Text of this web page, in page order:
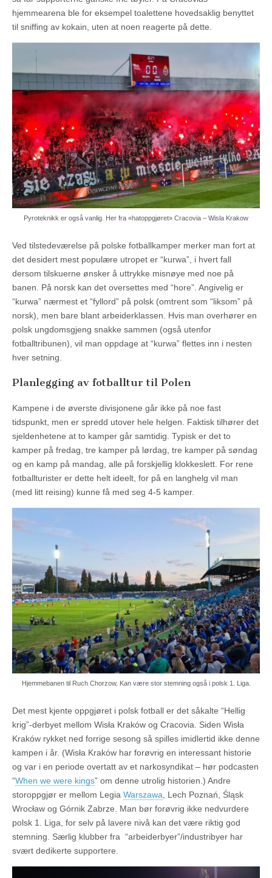
hjemmearena ble for eksempel toalettene hovedsaklig benyttet
til sniffing av kokain, uten at noen reagerte på dette.
Pyroteknikk er også vanlig. Her fra «hatoppgjøret» Cracovia – Wisla Krakow
Ved tilstedeværelse på polske fotballkamper merker man fort at
det desidert mest populære utropet er “kurwa”, i hvert fall
dersom tilskuerne ønsker å uttrykke misnøye med noe på
banen. På norsk kan det oversettes med “hore”. Angivelig er
“kurwa” nærmest et “fyllord” på polsk (omtrent som “liksom” på
norsk), men bare blant arbeiderklassen. Hvis man overhører en
polsk ungdomsgjeng snakke sammen (også utenfor
fotballtribunen), vil man oppdage at “kurwa” flettes inn i nesten
hver setning.
Planlegging av fotballtur til Polen
Kampene i de øverste divisjonene går ikke på noe fast
tidspunkt, men er spredd utover hele helgen. Faktisk tilhører det
sjeldenhetene at to kamper går samtidig. Typisk er det to
kamper på fredag, tre kamper på lørdag, tre kamper på søndag
og en kamp på mandag, alle på forskjellig klokkeslett. For rene
fotballturister er dette helt ideelt, for på en langhelg vil man
(med litt reising) kunne få med seg 4-5 kamper.
Hjemmebanen til Ruch Chorzow. Kan være stor stemning også i polsk 1. Liga.
Det mest kjente oppgjøret i polsk fotball er det såkalte “Hellig
krig”-derbyet mellom Wisła Kraków og Cracovia. Siden Wisła
Kraków rykket ned forrige sesong så spilles imidlertid ikke denne
kampen i år. (Wisła Kraków har forøvrig en interessant historie
og var i en periode overtatt av et narkosyndikat – hør podcasten
“When we were kings” om denne utrolig historien.) Andre
storoppgjør er mellom Legia Warszawa , Lech Poznań, Śląsk
Wrocław og Górnik Zabrze. Man bør forøvrig ikke nedvurdere
polsk 1. Liga, for selv på lavere nivå kan det være riktig god
stemning. Særlig klubber fra “arbeiderbyer”/industribyer har
svært dedikerte supportere.